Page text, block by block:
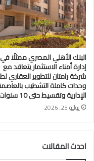
البنك الأهلي المصري ممثلًا في
إدارة أمناء الاستثمار يتعاقد مع
شركة رامتان للتطوير العقاري
وحدات كاملة التشطيب
الإدارية وتقسيط حتى 10 سنوات
يوليو 25, 2026
احدث المقالات